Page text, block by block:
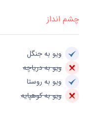
چشم انداز
ویو به جنگل
ویو به دریاچه
ویو به روستا
ویو به کوهپایه